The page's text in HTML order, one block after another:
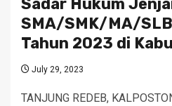
Sadar Hukum
SMA/SMK/MA/SLB
Tahun 2023 di
July 29, 2023
TANJUNG REDEB,